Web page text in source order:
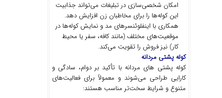
امکان شخصی‌سازی در تبلیغات می‌تواند جذابیت
این کوله‌ها را برای مخاطبان زن افزایش دهد.
همکاری با اینفلوئنسرهای مد و نمایش کوله‌ها در
موقعیت‌های مختلف (مانند کافه، سفر یا محیط
کار) نیز فروش را تقویت می‌کند.
کوله پشتی مردانه
کوله پشتی‌ های مردانه با تأکید بر دوام، سادگی و
کارایی طراحی می‌شوند و معمولاً برای فعالیت‌های
متنوع و شرایط سخت‌تر مناسب هستند: